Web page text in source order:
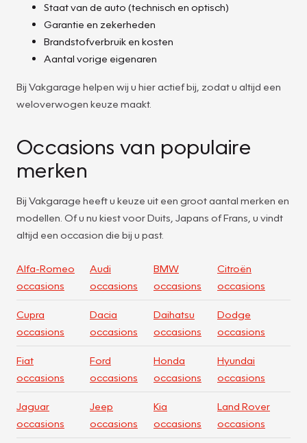
Staat van de auto (technisch en optisch)
Garantie en zekerheden
Brandstofverbruik en kosten
Aantal vorige eigenaren
Bij Vakgarage helpen wij u hier actief bij, zodat u altijd een
weloverwogen keuze maakt.
Occasions van populaire
merken
Bij Vakgarage heeft u keuze uit een groot aantal merken en
modellen. Of u nu kiest voor Duits, Japans of Frans, u vindt
altijd een occasion die bij u past.
Alfa-Romeo
occasions
Audi
occasions
BMW
occasions
Citroën
occasions
Cupra
occasions
Dacia
occasions
Daihatsu
occasions
Dodge
occasions
Fiat
occasions
Ford
occasions
Honda
occasions
Hyundai
occasions
Jaguar
occasions
Jeep
occasions
Kia
occasions
Land Rover
occasions